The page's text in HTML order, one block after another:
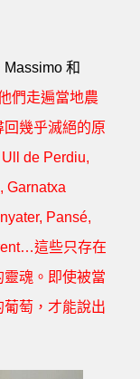
和
們走遍當地農
幾乎滅絕的原
de Perdiu,
Garnatxa
Pansé,
這些只存在
魂。即使被當
萄，才能說出